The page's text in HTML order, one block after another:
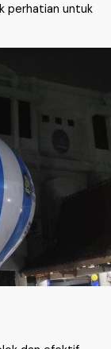
perhatian untuk